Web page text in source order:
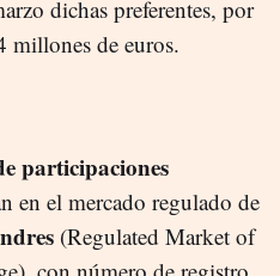
dichas preferentes, por
millones de euros.
participaciones
en el mercado regulado de
(Regulated Market of